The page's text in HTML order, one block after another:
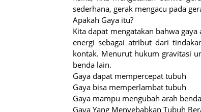
sederhana, gerak mengacu pada
Apakah Gaya itu?
Kita dapat mengatakan bahwa
energi sebagai atribut dari
kontak. Menurut hukum gravitasi
benda lain.
Gaya dapat mempercepat tubuh
Gaya bisa memperlambat tubuh
Gaya mampu mengubah arah
Gaya Yang Menyebabkan Tubuh